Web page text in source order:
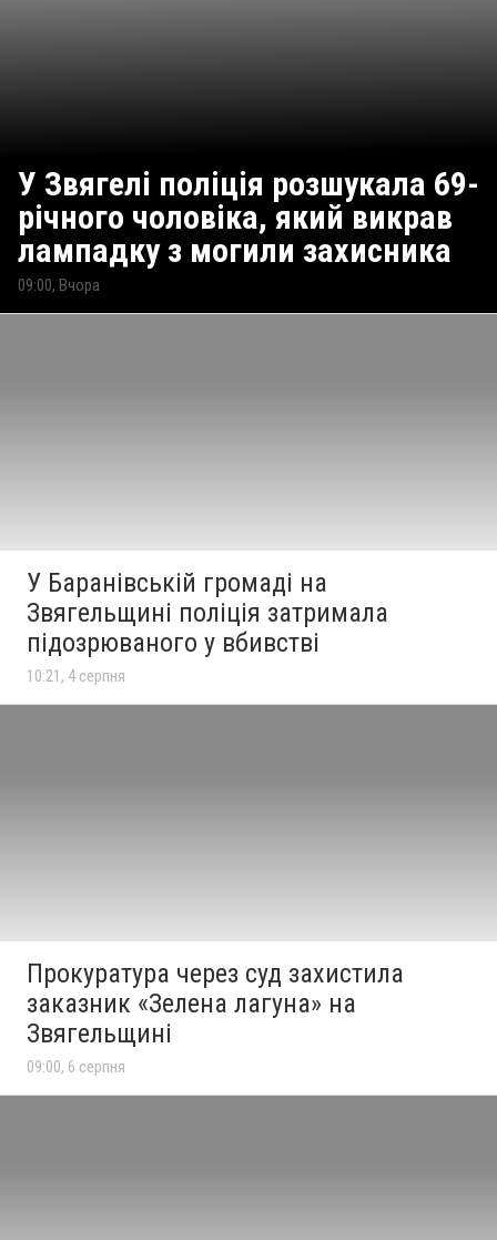
У Звягелі поліція розшукала 69-
річного чоловіка, який викрав
лампадку з могили захисника
09:00, Вчора
У Баранівській громаді на
Звягельщині поліція затримала
підозрюваного у вбивстві
10:21, 4 серпня
Прокуратура через суд захистила
заказник «Зелена лагуна» на
Звягельщині
09:00, 6 серпня